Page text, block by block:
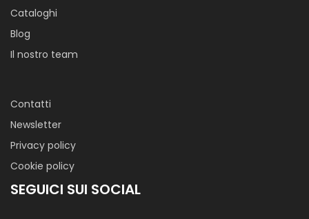
Cataloghi
Blog
Il nostro team
Contatti
Newsletter
Privacy policy
Cookie policy
SEGUICI SUI SOCIAL